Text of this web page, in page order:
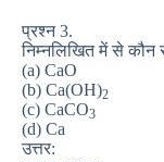
प्रश्न 3.
निम्नलिखित में से कौन
(a) CaO
(b) Ca(OH)2
(c) CaCO3
(d) Ca
उत्तर: